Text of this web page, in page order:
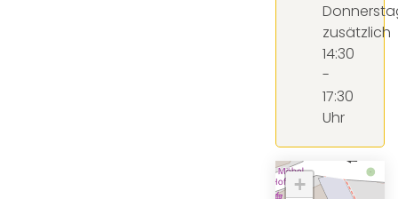
zusätzlich
14:30
-
17:30
Uhr
+